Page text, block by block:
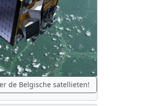
de Belgische satellieten!